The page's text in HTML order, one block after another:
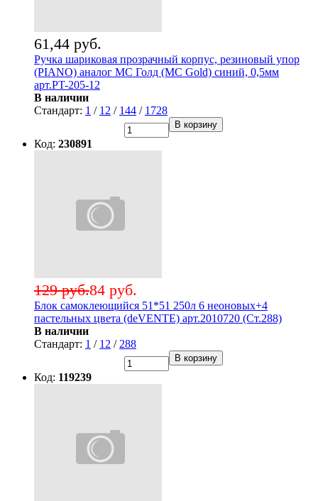
61,44 руб.
Ручка шариковая прозрачный корпус, резиновый упор
(PIANO) аналог МС Голд (MC Gold) синий, 0,5мм
арт.PT-205-12
В наличии
Стандарт: 1 / 12 / 144 / 1728
В корзину
Код: 230891
84 руб.
129 руб.
Блок самоклеющийся 51*51 250л 6 неоновых+4
пастельных цвета (deVENTE) арт.2010720 (Ст.288)
В наличии
Стандарт: 1 / 12 / 288
В корзину
Код: 119239